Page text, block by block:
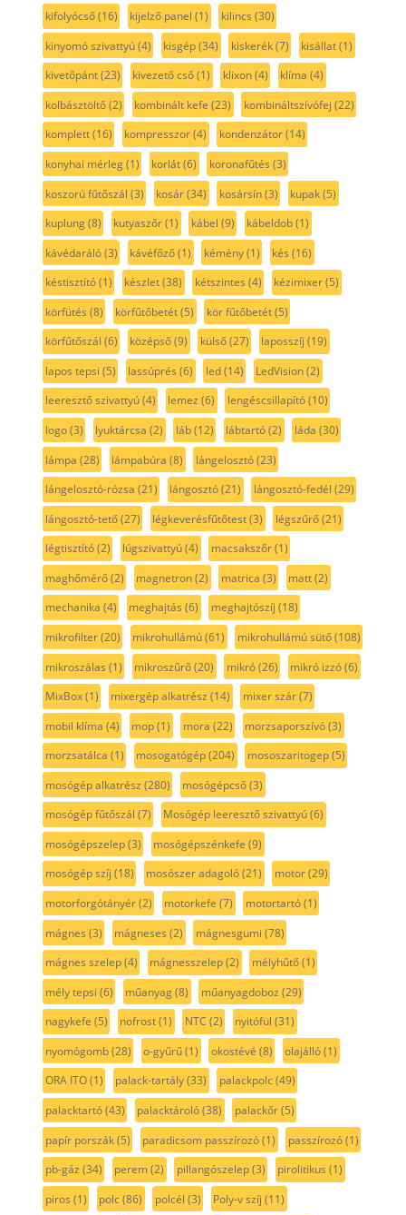
kifolyócső(16) kijelző panel (1) kilincs (30)
kinyomó szivattyú(4) kisgép(34) kiskerék(7) kisállat(1)
kivetőpánt(23) kivezető cső(1) klixon(4) klíma (4)
kolbásztöltő(2) kombinált kefe (23) kombináltszívófej (22)
komplett(16) kompresszor(4) kondenzátor(14)
konyhai mérleg(1) korlát(6) koronafűtés (3)
koszorú fűtőszál (3) kosár(34) kosársín(3) kupak(5)
kuplung(8) kutyaszőr(1) kábel (9) kábeldob(1)
kávédaráló(3) kávéfőző(1) kémény(1) kés (16)
késtisztító(1) készlet(38) kétszintes (4) kézimixer(5)
körfütés (8) körfűtőbetét(5) kör fűtőbetét(5)
körfűtőszál (6) középső(9) külső(27) laposszíj (19)
lapos tepsi (5) lassúprés (6) led(14) LedVision(2)
leeresztő szivattyú(4) lemez (6) lengéscsillapító(10)
logo(3) lyuktárcsa (2) láb(12) lábtartó(2) láda (30)
lámpa (28) lámpabúra (8) lángelosztó(23)
lángelosztó-rózsa (21) lángosztó(21) lángosztó-fedél (29)
lángosztó-tető(27) légkeverésfűtőtest(3) légszűrő(21)
légtisztító(2) lúgszivattyú(4) macsakszőr(1)
maghőmérő(2) magnetron(2) matrica (3) matt(2)
mechanika (4) meghajtás (6) meghajtószíj (18)
mikrofilter(20) mikrohullámú(61) mikrohullámú sütő(108)
mikroszálas (1) mikroszűrő(20) mikró(26) mikró izzó(6)
MixBox(1) mixergép alkatrész (14) mixer szár(7)
mobil klíma (4) mop(1) mora (22) morzsaporszívó(3)
morzsatálca (1) mosogatógép(204) mososzaritogep(5)
mosógép alkatrész (280) mosógépcső(3)
mosógép fűtőszál (7) Mosógép leeresztő szivattyú(6)
mosógépszelep(3) mosógépszénkefe (9)
mosógép szíj (18) mosószer adagoló(21) motor(29)
motorforgótányér(2) motorkefe (7) motortartó(1)
mágnes (3) mágneses (2) mágnesgumi (78)
mágnes szelep(4) mágnesszelep(2) mélyhűtő(1)
mély tepsi (6) műanyag(8) műanyagdoboz (29)
nagykefe (5) nofrost(1) NTC (2) nyitófül (31)
nyomógomb(28) o-gyűrű(1) okostévé (8) olajálló(1)
ORA ITO(1) palack-tartály(33) palackpolc(49)
palacktartó(43) palacktároló(38) palackőr(5)
papír porszák(5) paradicsom passzírozó(1) passzírozó(1)
pb-gáz (34) perem(2) pillangószelep(3) pirolitikus (1)
piros (1) polc(86) polcél (3) Poly-v szíj (11)